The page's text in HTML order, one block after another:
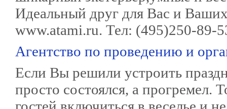
Идеальный друг для Вас и
www.atami.ru. Тел: (495)250-89-
Агентство по проведению и
Если Вы решили устроить
просто состоялся, а прогремел.